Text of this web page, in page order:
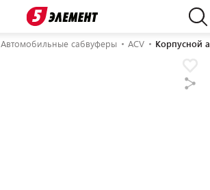
Автомобильные сабвуферы ACV Корпусной